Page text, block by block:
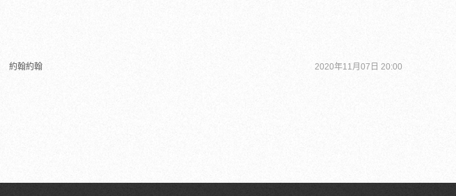
約翰約翰 2020年11月07日 20:00